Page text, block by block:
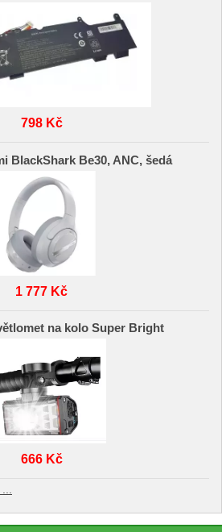
798 Kč
BlackShark Be30, ANC, šedá
1 777 Kč
na kolo Super Bright
666 Kč